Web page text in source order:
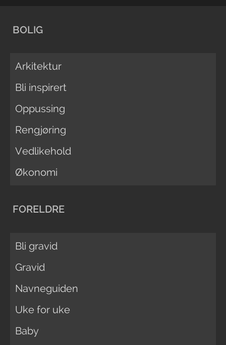
BOLIG
Arkitektur
Bli inspirert
Oppussing
Rengjøring
Vedlikehold
Økonomi
FORELDRE
Bli gravid
Gravid
Navneguiden
Uke for uke
Baby